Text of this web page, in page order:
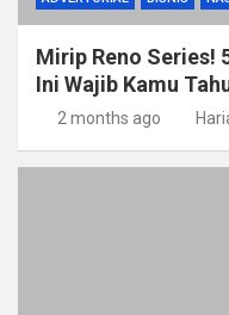
Mirip Reno Series!
Ini Wajib Kamu
2 months ago